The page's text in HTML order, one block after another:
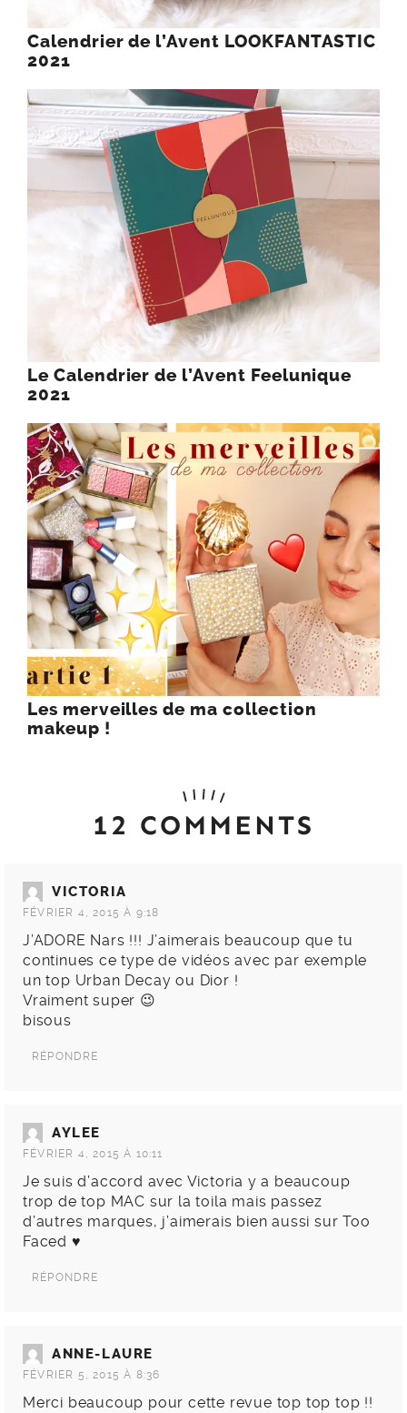
Calendrier de l’Avent LOOKFANTASTIC
2021
Le Calendrier de l’Avent Feelunique
2021
Les merveilles de ma collection
makeup !
12 COMMENTS
VICTORIA
FÉVRIER 4, 2015 À 9:18
J’ADORE Nars !!! J’aimerais beaucoup que tu
continues ce type de vidéos avec par exemple
un top Urban Decay ou Dior !
Vraiment super 😉
bisous
RÉPONDRE
AYLEE
FÉVRIER 4, 2015 À 10:11
Je suis d’accord avec Victoria y a beaucoup
trop de top MAC sur la toila mais passez
d’autres marques, j’aimerais bien aussi sur Too
Faced ♥
RÉPONDRE
ANNE-LAURE
FÉVRIER 5, 2015 À 8:36
Merci beaucoup pour cette revue top top top !!